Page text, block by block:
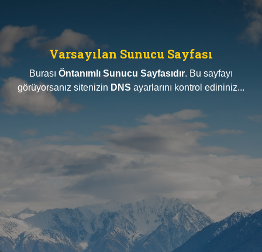
Varsayılan Sunucu Sayfası
Burası Öntanımlı Sunucu Sayfasıdır. Bu sayfayı
görüyorsanız sitenizin DNS ayarlarını kontrol edininiz...